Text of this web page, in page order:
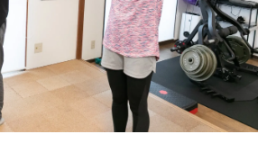
ルジムが健康維持に役立つ理由
叶えるジム選びのポイント
ナルジム選びで失敗しないための基
選ぶパーソナルジムの特徴を解説